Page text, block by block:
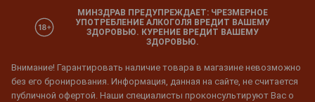
МИНЗДРАВ ПРЕДУПРЕЖДАЕТ: ЧРЕЗМЕРНОЕ
УПОТРЕБЛЕНИЕ АЛКОГОЛЯ ВРЕДИТ ВАШЕМУ
ЗДОРОВЬЮ. КУРЕНИЕ ВРЕДИТ ВАШЕМУ
ЗДОРОВЬЮ.
Внимание! Гарантировать наличие товара в магазине невозможно
без его бронирования. Информация, данная на сайте, не считается
публичной офертой. Наши специалисты проконсультируют Вас о